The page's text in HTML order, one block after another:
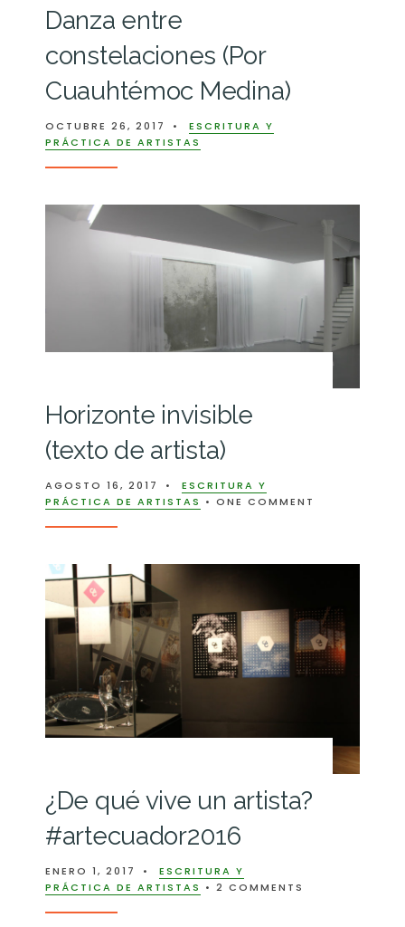
Danza entre
constelaciones (Por
Cuauhtémoc Medina)
OCTUBRE 26, 2017 •
ESCRITURA Y
PRÁCTICA DE ARTISTAS
Horizonte invisible
(texto de artista)
AGOSTO 16, 2017 •
ESCRITURA Y
PRÁCTICA DE ARTISTAS • ONE COMMENT
¿De qué vive un artista?
#artecuador2016
ENERO 1, 2017 •
ESCRITURA Y
PRÁCTICA DE ARTISTAS • 2 COMMENTS